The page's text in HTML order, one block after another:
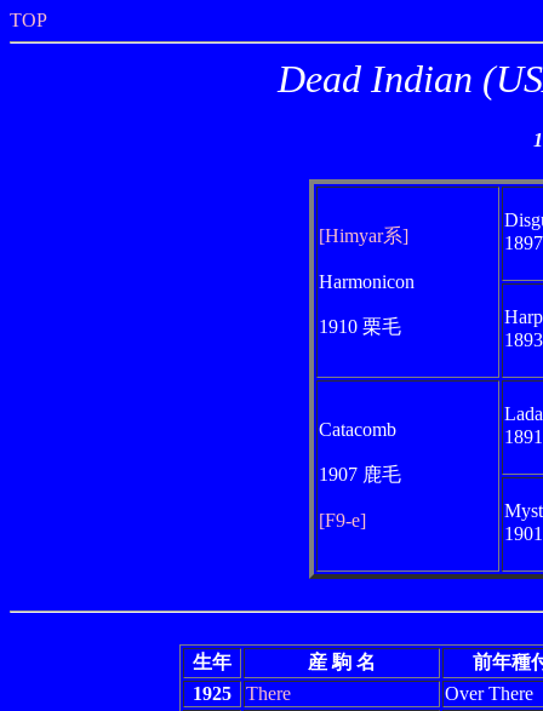
TOP
Dead Indian
[Himyar系]
Harmonicon
1910 栗毛
Catacomb
1907 鹿毛
[F9-e]
生年 産 駒 名
前年種
1925
There
Over There